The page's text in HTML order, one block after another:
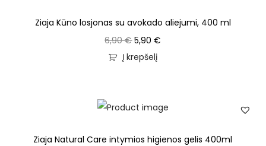
Ziaja Kūno losjonas su avokado aliejumi, 400 ml
6,90€ 5,90€
Į krepšelį
Ziaja Natural Care intymios higienos gelis 400ml